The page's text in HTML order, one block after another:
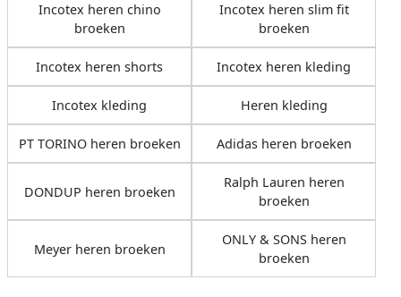
Incotex heren chino
broeken
Incotex heren slim fit
broeken
Incotex heren shorts Incotex heren kleding
Incotex kleding Heren kleding
PT TORINO heren broeken Adidas heren broeken
DONDUP heren broeken
Ralph Lauren heren
broeken
Meyer heren broeken
ONLY & SONS heren
broeken